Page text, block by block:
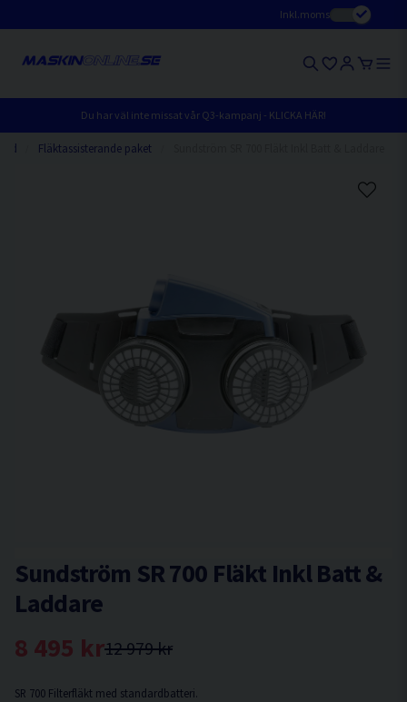
Inkl.moms
Du har väl inte missat vår Q3-kampanj - KLICKA HÄR!
Fläktassisterande paket
Sundström SR 700 Fläkt Inkl Batt &
Laddare
12 979 kr
8 495 kr
SR 700 Filterfläkt med standardbatteri.